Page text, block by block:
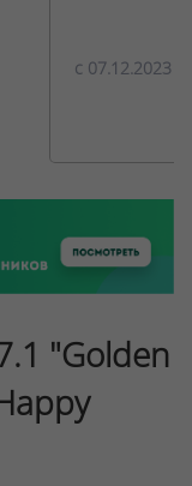
c 07.12.2023
"Golden